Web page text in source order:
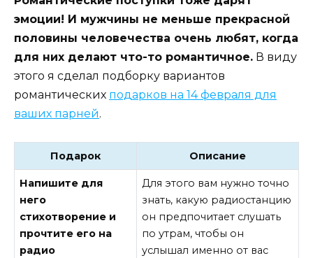
эмоции! И мужчины не меньше прекрасной
половины человечества очень любят, когда
для них делают что-то романтичное. В виду
этого я сделал подборку вариантов
романтических подарков на 14 февраля для
ваших парней.
Подарок Описание
Напишите для
него
стихотворение и
прочтите его на
радио
Для этого вам нужно точно
знать, какую радиостанцию
он предпочитает слушать
по утрам, чтобы он
услышал именно от вас